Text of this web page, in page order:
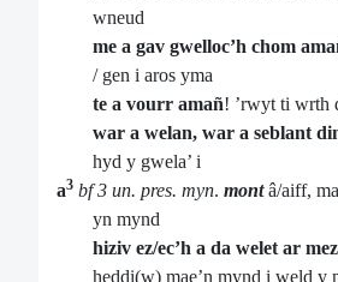
wneud
me a gav gwelloc’h chom
/ gen i aros yma
te a vourr amañ! ’rwyt ti wrth
war a welan, war a seblant
hyd y gwela’ i
a3 bf 3 un. pres. myn. montâ/aiff,
yn mynd
hiziv ez/ec’h a da welet ar
heddi(w) mae’n mynd i weld y